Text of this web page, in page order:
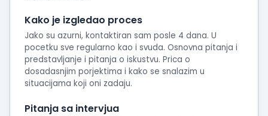
Kako je izgledao proces
Jako su azurni, kontaktiran sam posle 4 dana. U
pocetku sve regularno kao i svuda. Osnovna pitanja i
predstavljanje i pitanja o iskustvu. Prica o
dosadasnjim porjektima i kako se snalazim u
situacijama koji oni zadaju.
Pitanja sa intervjua